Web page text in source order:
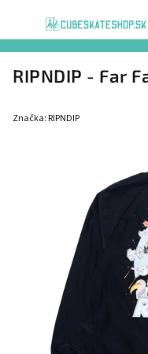
RIPNDIP - Far
Značka: RIPNDIP